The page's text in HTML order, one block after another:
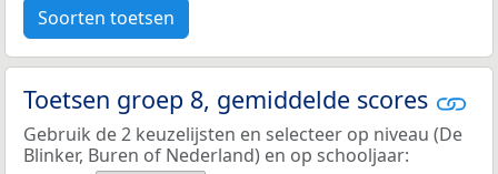
Soorten toetsen
Toetsen groep 8, gemiddelde scores
Gebruik de 2 keuzelijsten en selecteer op niveau (De
Blinker, Buren of Nederland) en op schooljaar: